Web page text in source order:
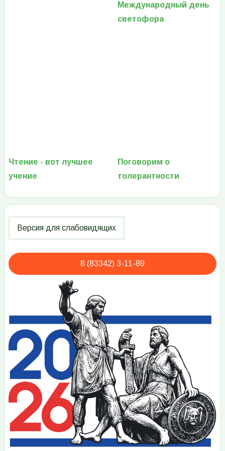
Международный день
светофора
Чтение - вот лучшее
учение
Поговорим о
толерантности
8 (83342) 3-11-89